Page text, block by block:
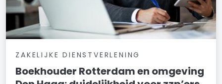
ZAKELIJKE DIENSTVERLENING
Boekhouder Rotterdam en omgeving